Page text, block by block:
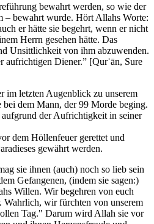
bewahrt werden, so wie der
– bewahrt wurde. Hört Allahs Worte:
er hätte sie begehrt, wenn er nicht
Herrn gesehen hätte. Das
Unsittlichkeit von ihm abzuwenden.
aufrichtigen Diener.” [Qurʾān, Sure
im letzten Augenblick zu unserem
bei dem Mann, der 99 Morde beging.
aufgrund der Aufrichtigkeit in seiner
dem Höllenfeuer gerettet und
gewährt werden.
sie ihnen (auch) noch so lieb sein
Gefangenen, (indem sie sagen:)
Willen. Wir begehren von euch
wir fürchten von unserem
Tag." Darum wird Allah sie vor